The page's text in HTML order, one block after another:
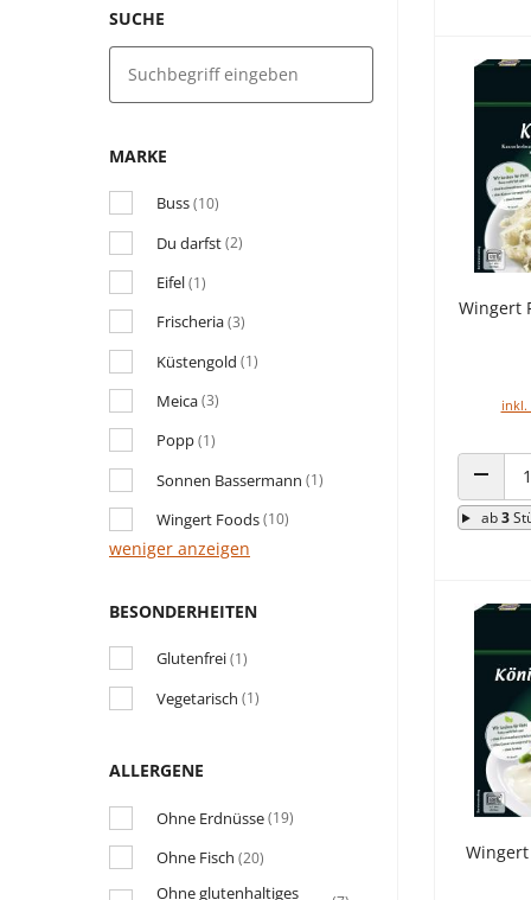
SUCHE
MARKE
Buss(10)
Du darfst(2)
Eifel(1)
Frischeria(3)
Küstengold (1)
Meica(3)
Popp(1)
Sonnen Bassermann (1)
Wingert Foods(10)
weniger anzeigen
BESONDERHEITEN
Glutenfrei(1)
Vegetarisch (1)
ALLERGENE
Ohne Erdnüsse(19)
Ohne Fisch (20)
Ohne glutenhaltiges
Wingert
inkl.
ab3